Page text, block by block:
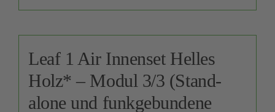
Leaf 1 Air Innenset Helles
Holz* – Modul 3/3 (Stand-
alone und funkgebundene